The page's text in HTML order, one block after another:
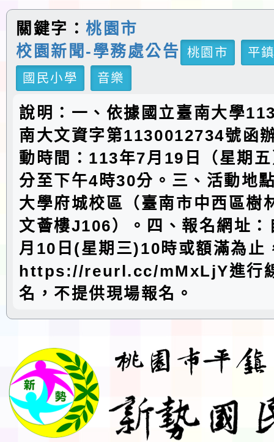
關鍵字：桃園市
校園新聞-學務處公告
桃園市
平
國民小學
音樂
說明：一、依據國立臺南大學
南大文資字第1130012734號函
動時間：113年7月19日（星期
分至下午4時30分。三、活動地
大學府城校區（臺南市中西區樹
文薈樓J106）。四、報名網址
月10日(星期三)10時或額滿為止
https://reurl.cc/mMxLjY進行
名，不提供現場報名。